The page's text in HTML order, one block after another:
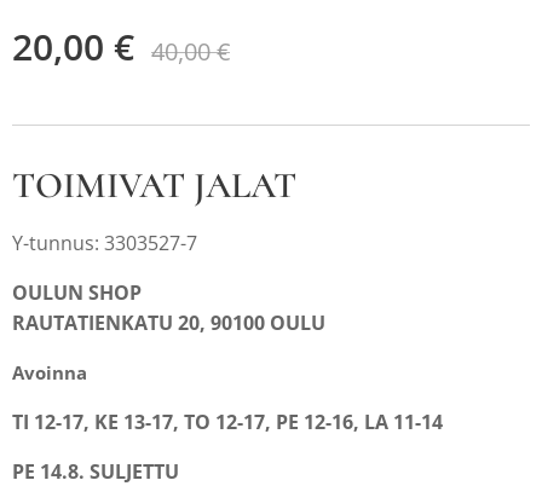
20,00 € 40,00€
TOIMIVAT JALAT
Y-tunnus: 3303527-7
OULUN SHOP
RAUTATIENKATU 20, 90100 OULU
Avoinna
TI 12-17, KE 13-17, TO 12-17, PE 12-16, LA 11-14
PE 14.8. SULJETTU